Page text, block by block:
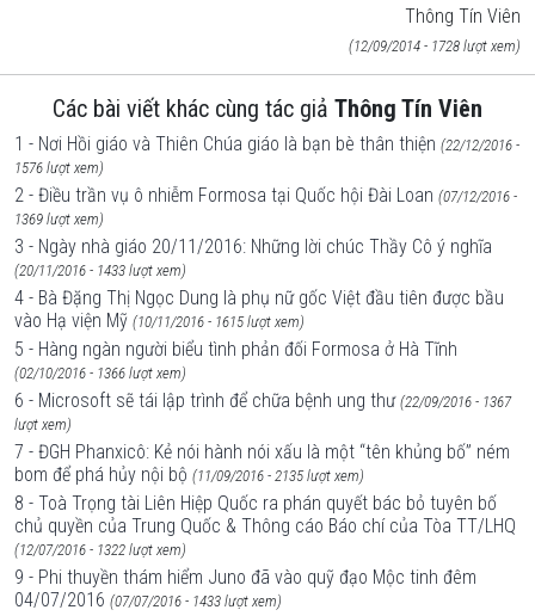
Thông Tín Viên
(12/09/2014 - 1728 lượt xem)
Các bài viết khác cùng tác giả Thông Tín Viên
1 - Nơi Hồi giáo và Thiên Chúa giáo là bạn bè thân thiện (22/12/2016 -
1576 lượt xem)
2 - Điều trần vụ ô nhiễm Formosa tại Quốc hội Đài Loan (07/12/2016 -
1369 lượt xem)
3 - Ngày nhà giáo 20/11/2016: Những lời chúc Thầy Cô ý nghĩa
(20/11/2016 - 1433 lượt xem)
4 - Bà Đặng Thị Ngọc Dung là phụ nữ gốc Việt đầu tiên được bầu
vào Hạ viện Mỹ (10/11/2016 - 1615 lượt xem)
5 - Hàng ngàn người biểu tình phản đối Formosa ở Hà Tĩnh
(02/10/2016 - 1366 lượt xem)
6 - Microsoft sẽ tái lập trình để chữa bệnh ung thư (22/09/2016 - 1367
lượt xem)
7 - ĐGH Phanxicô: Kẻ nói hành nói xấu là một “tên khủng bố” ném
bom để phá hủy nội bộ (11/09/2016 - 2135 lượt xem)
8 - Toà Trọng tài Liên Hiệp Quốc ra phán quyết bác bỏ tuyên bố
chủ quyền của Trung Quốc & Thông cáo Báo chí của Tòa TT/LHQ
(12/07/2016 - 1322 lượt xem)
9 - Phi thuyền thám hiểm Juno đã vào quỹ đạo Mộc tinh đêm
04/07/2016 (07/07/2016 - 1433 lượt xem)